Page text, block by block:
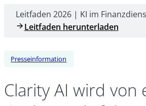
Leitfaden 2026 | KI im
Leitfaden herunterladen
Presseinformation
Clarity AI wird